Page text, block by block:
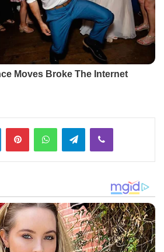
LinkedInPinterestWhatsAppTelegramViber